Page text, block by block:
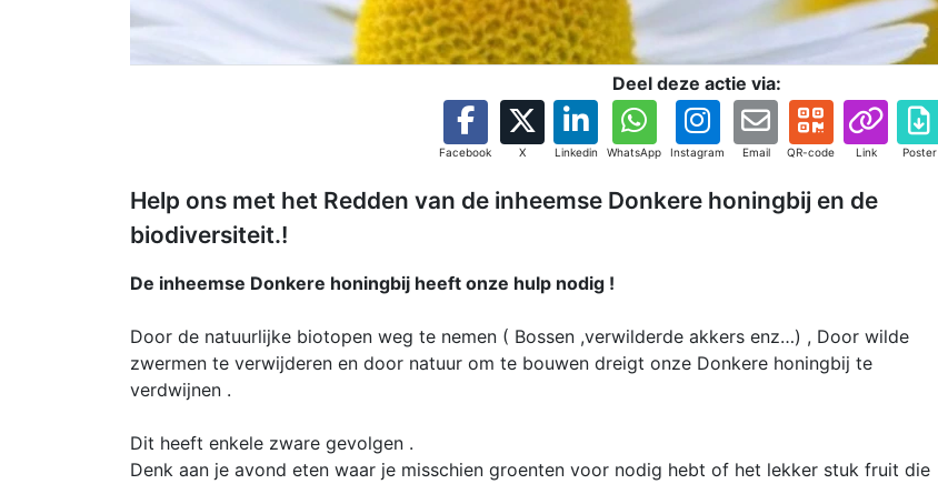
Deel deze actie via:
Facebook X Linkedin WhatsApp Instagram Email QR-code Link Poster
Help ons met het Redden van de inheemse Donkere honingbij en de
biodiversiteit.!
De inheemse Donkere honingbij heeft onze hulp nodig !
Door de natuurlijke biotopen weg te nemen ( Bossen ,verwilderde akkers enz…) , Door wilde
zwermen te verwijderen en door natuur om te bouwen dreigt onze Donkere honingbij te
verdwijnen .
Dit heeft enkele zware gevolgen .
Denk aan je avond eten waar je misschien groenten voor nodig hebt of het lekker stuk fruit die